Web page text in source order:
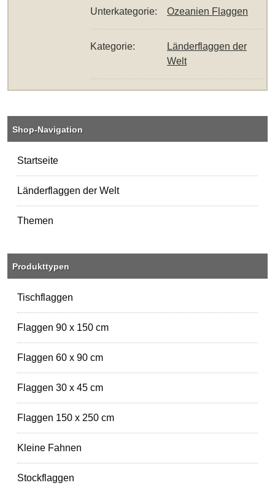
Unterkategorie: Ozeanien Flaggen
Kategorie:
Länderflaggen der
Welt
Shop-Navigation
Startseite
Länderflaggen der Welt
Themen
Produkttypen
Tischflaggen
Flaggen 90 x 150 cm
Flaggen 60 x 90 cm
Flaggen 30 x 45 cm
Flaggen 150 x 250 cm
Kleine Fahnen
Stockflaggen